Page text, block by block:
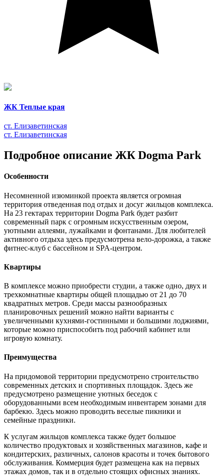
ЖК Теплые края
ст. Елизаветинская
ст. Елизаветинская
Подробное описание ЖК Dogma Park
Особенности
Несомненной изюминкой проекта является огромная
территория отведенная под отдых и досуг жильцов комплекса.
На 23 гектарах территории Dogma Park будет разбит
современный парк с огромным искусственным озером,
уютными аллеями, лужайками и фонтанами. Для любителей
активного отдыха здесь предусмотрена вело-дорожка, а также
фитнес-клуб с бассейном и SPA-центром.
Квартиры
В комплексе можно приобрести студии, а также одно, двух и
трехкомнатные квартиры общей площадью от 21 до 70
квадратных метров. Среди массы разнообразных
планировочных решений можно найти варианты с
увеличенными кухнями-гостинными и большими лоджиями,
которые можно приспособить под рабочий кабинет или
игровую комнату.
Преимущества
На придомовой территории предусмотрено строительство
современных детских и спортивных площадок. Здесь же
предусмотрено размещение уютных беседок с
оборудованными всем необходимым инвентарем зонами для
барбекю. Здесь можно проводить веселые пикники и
семейные праздники.
К услугам жильцов комплекса также будет большое
количество продуктовых и хозяйственных магазинов, кафе и
кондитерских, различных, салонов красоты и точек бытового
обслуживания. Коммерция будет размещена как на первых
этажах домов, так и в отдельно стоящих офисных знаниях.